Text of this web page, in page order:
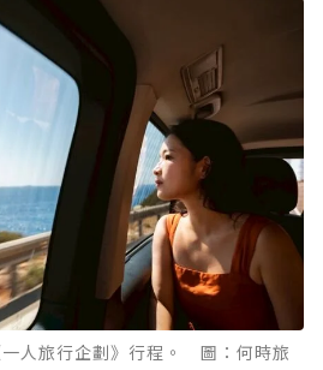
人旅行企劃》行程。 圖：何時旅